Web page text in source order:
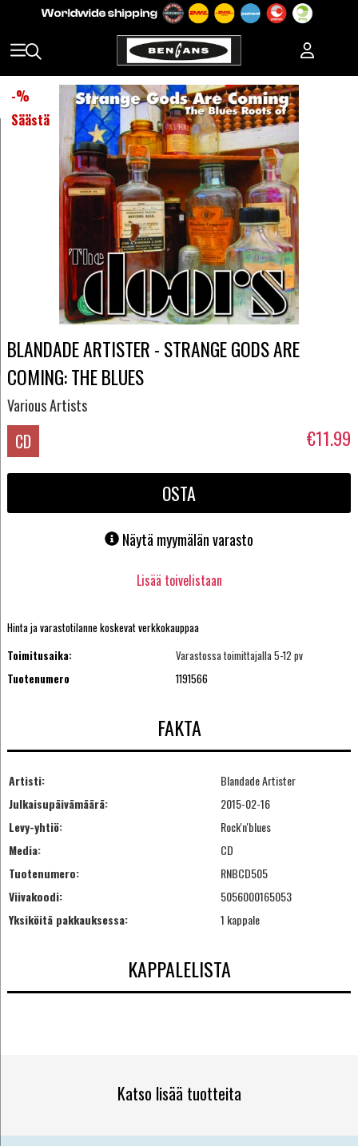
-%
Säästä
BLANDADE ARTISTER - STRANGE GODS ARE
COMING: THE BLUES
Various Artists
CD €11.99
OSTA
Näytä myymälän varasto
Lisää toivelistaan
Hinta ja varastotilanne koskevat verkkokauppaa
Toimitusaika:
Varastossa toimittajalla 5-12 pv
Tuotenumero
1191566
FAKTA
Artisti:
Blandade Artister
Julkaisupäivämäärä:
2015-02-16
Levy-yhtiö:
Rock'n'blues
Media:
CD
Tuotenumero:
RNBCD505
Viivakoodi:
5056000165053
Yksiköitä pakkauksessa:
1 kappale
KAPPALELISTA
Katso lisää tuotteita